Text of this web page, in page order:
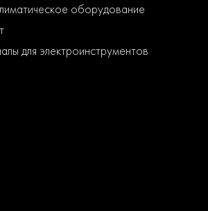
оборудование
для электроинструментов